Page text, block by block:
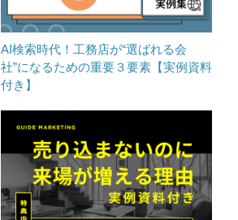
AI検索時代！工務店が“選ばれる会
社”になるための重要３要素【実例資料
付き】